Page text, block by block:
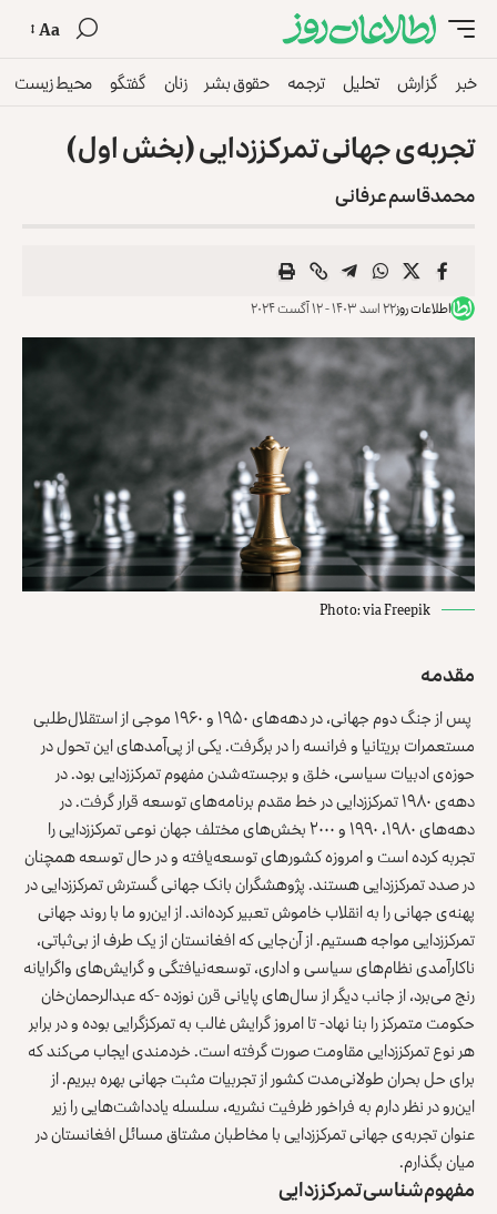
Aa
خبر گزارش تحلیل ترجمه حقوق بشر زنان گفتگو محیط زیست
تجربه‌ی جهانی تمرکززدایی (بخش اول)
محمدقاسم عرفانی
اطلاعات روز۲۲ اسد ۱۴۰۳ - ۱۲ آگست ۲۰۲۴
Photo: via Freepik
مقدمه
پس از جنگ دوم جهانی، در دهه‌های ۱۹۵۰ و ۱۹۶۰ موجی از استقلال‌‌طلبی
مستعمرات بریتانیا و فرانسه را در برگرفت. یکی از پی‌آمدهای این تحول در
حوزه‌ی ادبیات سیاسی، خلق و برجسته‌شدن مفهوم تمرکززدایی بود. در
دهه‌ی ۱۹۸۰ تمرکززدایی در خط مقدم برنامه‌های توسعه قرار گرفت. در
دهه‌های ۱۹۸۰، ۱۹۹۰ و ۲۰۰۰ بخش‌های مختلف جهان نوعی تمرکززدایی را
تجربه کرده است و امروزه کشورهای توسعه‌یافته و در حال توسعه همچنان
در صدد تمرکززدایی هستند. پژوهشگران بانک جهانی گسترش تمرکززدایی در
پهنه‌ی جهانی را به انقلاب خاموش تعبیر کرده‌اند. از این‌رو ما با روند جهانی
تمرکززدایی مواجه هستیم. از آن‌جایی که افغانستان از یک طرف از بی‌ثباتی،
ناکارآمدی نظام‌های سیاسی و اداری، توسعه‌نیافتگی و گرایش‌های واگرایانه
رنج می‌برد، از جانب دیگر از سال‌های پایانی قرن نوزده -که عبدالرحمان‌خان
حکومت متمرکز را بنا نهاد- تا امروز گرایش غالب به تمرکزگرایی بوده و در برابر
هر نوع تمرکززدایی مقاومت صورت گرفته است. خردمندی ایجاب می‌کند که
برای حل بحران طولانی‌مدت کشور از تجربیات مثبت جهانی بهره ‌ببریم. از
این‌رو در نظر دارم به فراخور ظرفیت نشریه، سلسله یادداشت‌هایی را زیر
عنوان تجربه‌ی جهانی تمرکززدایی با مخاطبان مشتاق مسائل افغانستان در
میان بگذارم.
مفهوم‌شناسی تمرکززدایی